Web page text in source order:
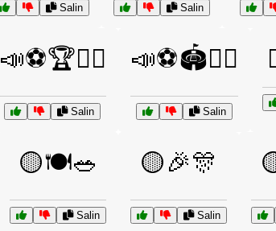
Salin Salin
📣⚽🏆🧑‍⚖️
Salin
📣⚽🏟️🧑‍⚖️
Salin
🟡🍽️🥗
Salin
🟡🎉🎊
Salin